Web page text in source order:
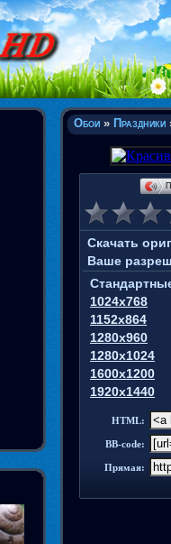
Обои » Праздники
Скачать
Ваше
1024x768
1152x864
1280x960
1280x1024
1600x1200
1920x1440
HTML:
BB-code:
Прямая: